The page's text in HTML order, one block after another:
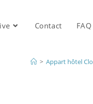
Contact FAQ
> Appart hôtel